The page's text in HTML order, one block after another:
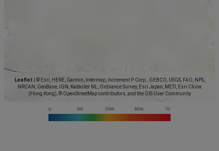
Leaflet
© Esri, HERE, Garmin, Intermap, increment P Corp., GEBCO, USGS, FAO, NPS,
NRCAN, GeoBase, IGN, Kadaster NL, Ordnance Survey, Esri Japan, METI, Esri China
(Hong Kong), © OpenStreetMap contributors, and the GIS User Community